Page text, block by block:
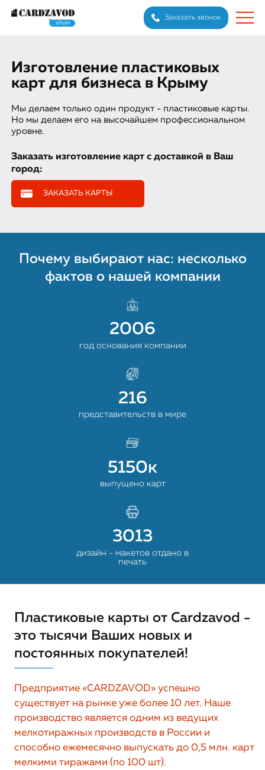
Заказать звонок
Изготовление пластиковых
карт для бизнеса в Крыму
Мы делаем только один продукт - пластиковые карты.
Но мы делаем его на высочайшем профессиональном
уровне.
Заказать изготовление карт с доставкой в Ваш
город:
ЗАКАЗАТЬ КАРТЫ
Почему выбирают нас: несколько
фактов о нашей компании
2006
год основания компании
216
представительств в мире
5150к
выпущено карт
3013
дизайн - макетов отдано в
печать
Пластиковые карты от Cardzavod -
это тысячи Ваших новых и
постоянных покупателей!
Предприятие «CARDZAVOD» успешно
существует на рынке уже более 10 лет. Наше
производство является одним из ведущих
мелкотиражных производств в России и
способно ежемесячно выпускать до 0,5 млн. карт
мелкими тиражами (по 100 шт).